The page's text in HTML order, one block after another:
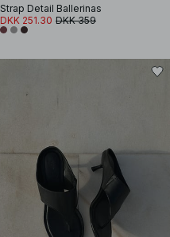
Strap Detail Ballerinas
DKK 251.30 DKK 359